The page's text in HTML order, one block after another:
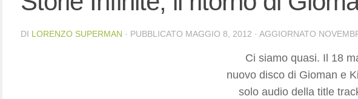
DI LORENZO SUPERMAN · PUBBLICATO MAGGIO 8, 2012 · AGGIORNATO
Ci siamo quasi. Il 18
nuovo disco di Gioman e
solo audio della title